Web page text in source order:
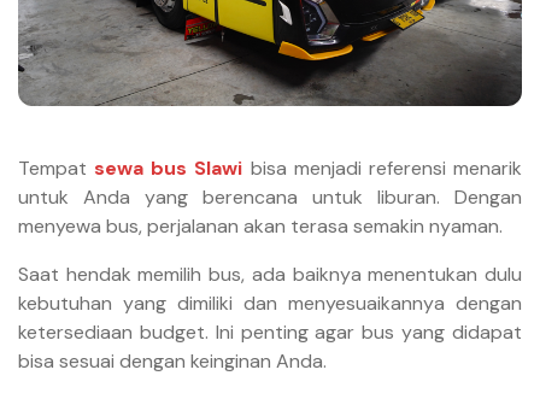
Tempat sewa bus Slawi bisa menjadi referensi menarik
untuk Anda yang berencana untuk liburan. Dengan
menyewa bus, perjalanan akan terasa semakin nyaman.
Saat hendak memilih bus, ada baiknya menentukan dulu
kebutuhan yang dimiliki dan menyesuaikannya dengan
ketersediaan budget. Ini penting agar bus yang didapat
bisa sesuai dengan keinginan Anda.